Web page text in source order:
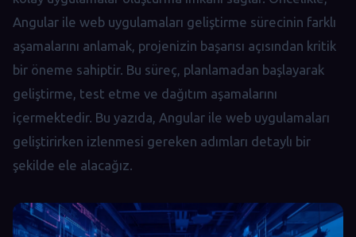
Angular ile web uygulamaları geliştirme sürecinin farklı
aşamalarını anlamak, projenizin başarısı açısından kritik
bir öneme sahiptir. Bu süreç, planlamadan başlayarak
geliştirme, test etme ve dağıtım aşamalarını
içermektedir. Bu yazıda, Angular ile web uygulamaları
geliştirirken izlenmesi gereken adımları detaylı bir
şekilde ele alacağız.